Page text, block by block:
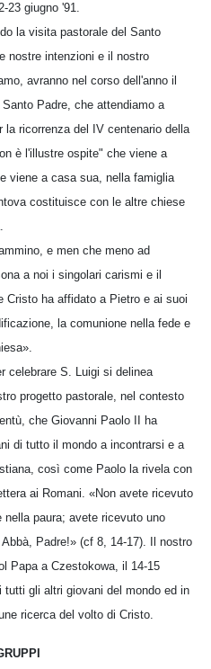
23 giugno '91.
la visita pastorale del Santo
nostre intenzioni e il nostro
avranno nel corso dell'anno il
Padre, che attendiamo a
la ricorrenza del IV centenario della
è l'illustre ospite" che viene a
viene a casa sua, nella famiglia
costituisce con le altre chiese
e men che meno ad
a noi i singolari carismi e il
Cristo ha affidato a Pietro e ai suoi
la comunione nella fede e
celebrare S. Luigi si delinea
progetto pastorale, nel contesto
che Giovanni Paolo II ha
di tutto il mondo a incontrarsi e a
così come Paolo la rivela con
ai Romani. «Non avete ricevuto
paura; avete ricevuto uno
Padre!» (cf 8, 14-17). Il nostro
Papa a Czestokowa, il 14-15
gli altri giovani del mondo ed in
ricerca del volto di Cristo.